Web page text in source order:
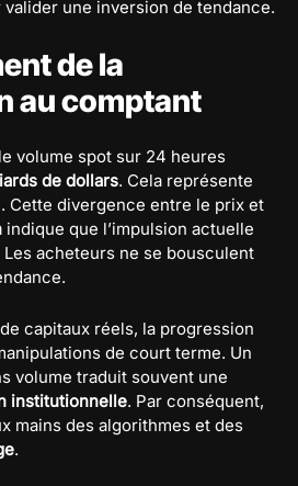
valider une inversion de tendance.
de la
au comptant
volume spot sur 24 heures
de dollars. Cela représente
. Cette divergence entre le prix et
indique que l’impulsion actuelle
acheteurs ne se bousculent
capitaux réels, la progression
de court terme. Un
volume traduit souvent une
institutionnelle. Par conséquent,
mains des algorithmes et des
.